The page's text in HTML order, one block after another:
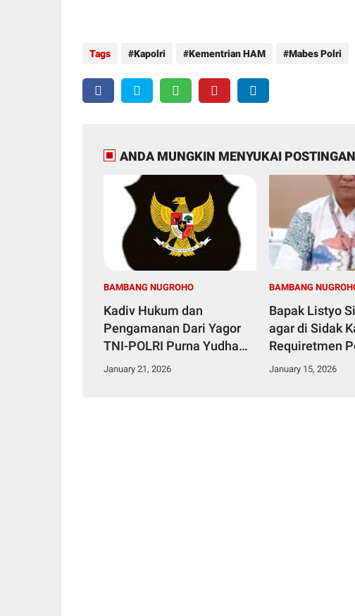
Tags Kapolri Kementrian HAM Mabes Polri
ANDA MUNGKIN MENYUKAI
BAMBANG NUGROHO
Kadiv Hukum dan
Pengamanan Dari Yagor
TNI-POLRI Purna Yudha
Grub Meminta Tegakkan
January 21, 2026
BAMBANG
Bapak Listyo
agar di Sidak
Requiretmen
Sumatera
January 15, 2026